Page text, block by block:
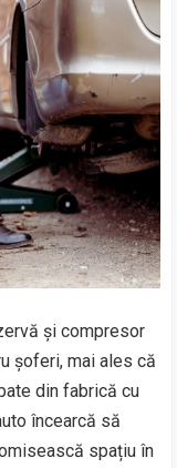
și compresor
șoferi, mai ales că
din fabrică cu
încearcă să
spațiu în